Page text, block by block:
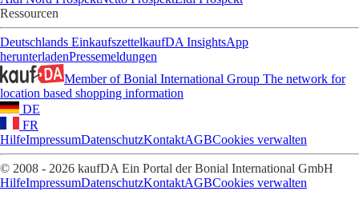
Ressourcen
Deutschlands EinkaufszettelkaufDA InsightsApp
herunterladenPressemeldungen
Member of Bonial International Group The network for
location based shopping information
DE
FR
HilfeImpressumDatenschutzKontaktAGBCookies verwalten
© 2008 - 2026 kaufDA Ein Portal der Bonial International GmbH
HilfeImpressumDatenschutzKontaktAGBCookies verwalten